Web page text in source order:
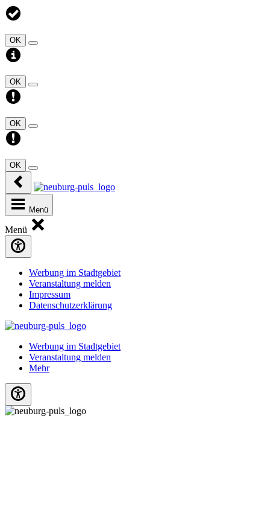
OK
OK
OK
OK
Menü
Menü
Werbung im Stadtgebiet
Veranstaltung melden
Impressum
Datenschutzerklärung
Werbung im Stadtgebiet
Veranstaltung melden
Mehr